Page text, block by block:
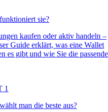
sie?
kaufen oder aktiv handeln –
Guide erklärt, was eine Wallet
es gibt und wie Sie die passende
man die beste aus?